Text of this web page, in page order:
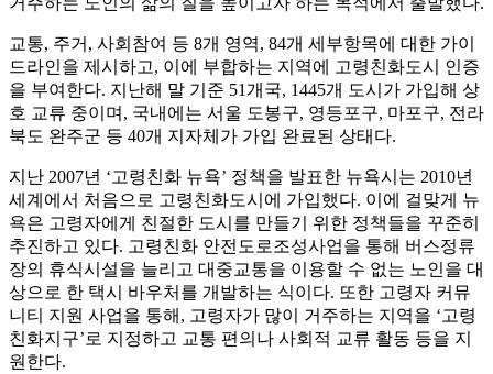
교통, 주거, 사회참여 등 8개 영역, 84개 세부항목에 대한 가이
드라인을 제시하고, 이에 부합하는 지역에 고령친화도시 인증
을 부여한다. 지난해 말 기준 51개국, 1445개 도시가 가입해 상
호 교류 중이며, 국내에는 서울 도봉구, 영등포구, 마포구, 전라
북도 완주군 등 40개 지자체가 가입 완료된 상태다.
지난 2007년 ‘고령친화 뉴욕’ 정책을 발표한 뉴욕시는 2010년
세계에서 처음으로 고령친화도시에 가입했다. 이에 걸맞게 뉴
욕은 고령자에게 친절한 도시를 만들기 위한 정책들을 꾸준히
추진하고 있다. 고령친화 안전도로조성사업을 통해 버스정류
장의 휴식시설을 늘리고 대중교통을 이용할 수 없는 노인을 대
상으로 한 택시 바우처를 개발하는 식이다. 또한 고령자 커뮤
니티 지원 사업을 통해, 고령자가 많이 거주하는 지역을 ‘고령
친화지구’로 지정하고 교통 편의나 사회적 교류 활동 등을 지
원한다.